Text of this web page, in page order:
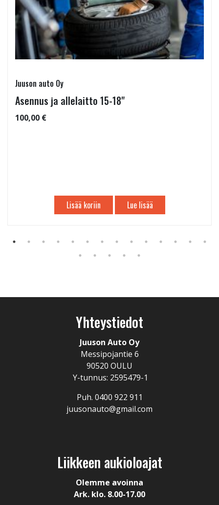
Juuson auto Oy
Asennus ja allelaitto 15-18"
100,00 €
Lisää koriin Lue lisää
Yhteystiedot
Juuson Auto Oy
Messipojantie 6
90520 OULU
Y-tunnus: 2595479-1
Puh. 0400 922 911
juusonauto@gmail.com
Liikkeen aukioloajat
Olemme avoinna
Ark. klo. 8.00-17.00